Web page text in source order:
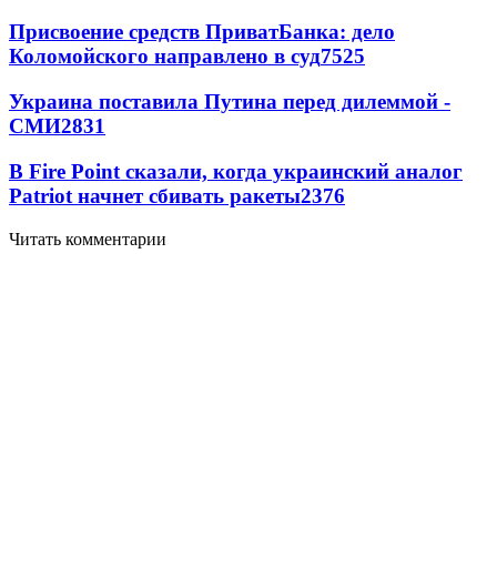
Присвоение средств ПриватБанка: дело
Коломойского направлено в суд7525
Украина поставила Путина перед дилеммой -
СМИ2831
В Fire Point сказали, когда украинский аналог
Patriot начнет сбивать ракеты2376
Читать комментарии